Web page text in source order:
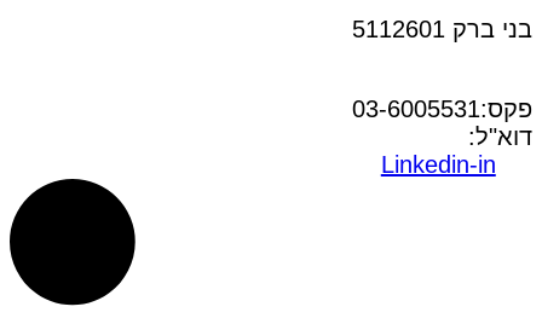
בני ברק 5112601
פקס:03-6005531
דוא"ל:
Linkedin-in